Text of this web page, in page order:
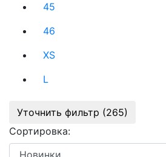
45
46
XS
L
Уточнить фильтр (265)
Сортировка: